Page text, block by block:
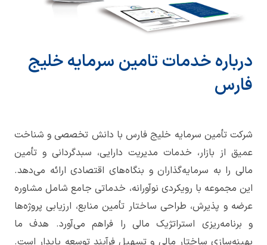
درباره خدمات تامین سرمایه خلیج
فارس
شرکت تأمین سرمایه خلیج فارس با دانش تخصصی و شناخت
عمیق از بازار، خدمات مدیریت دارایی، سبدگردانی و تأمین
مالی را به سرمایه‌گذاران و بنگاه‌های اقتصادی ارائه می‌دهد.
این مجموعه با رویکردی نوآورانه، خدماتی جامع شامل مشاوره
عرضه و پذیرش، طراحی ساختار تأمین منابع، ارزیابی پروژه‌ها
و برنامه‌ریزی استراتژیک مالی را فراهم می‌آورد. هدف ما
بهینه‌سازی ساختار مالی و تسهیل فرآیند توسعه پایدار است.